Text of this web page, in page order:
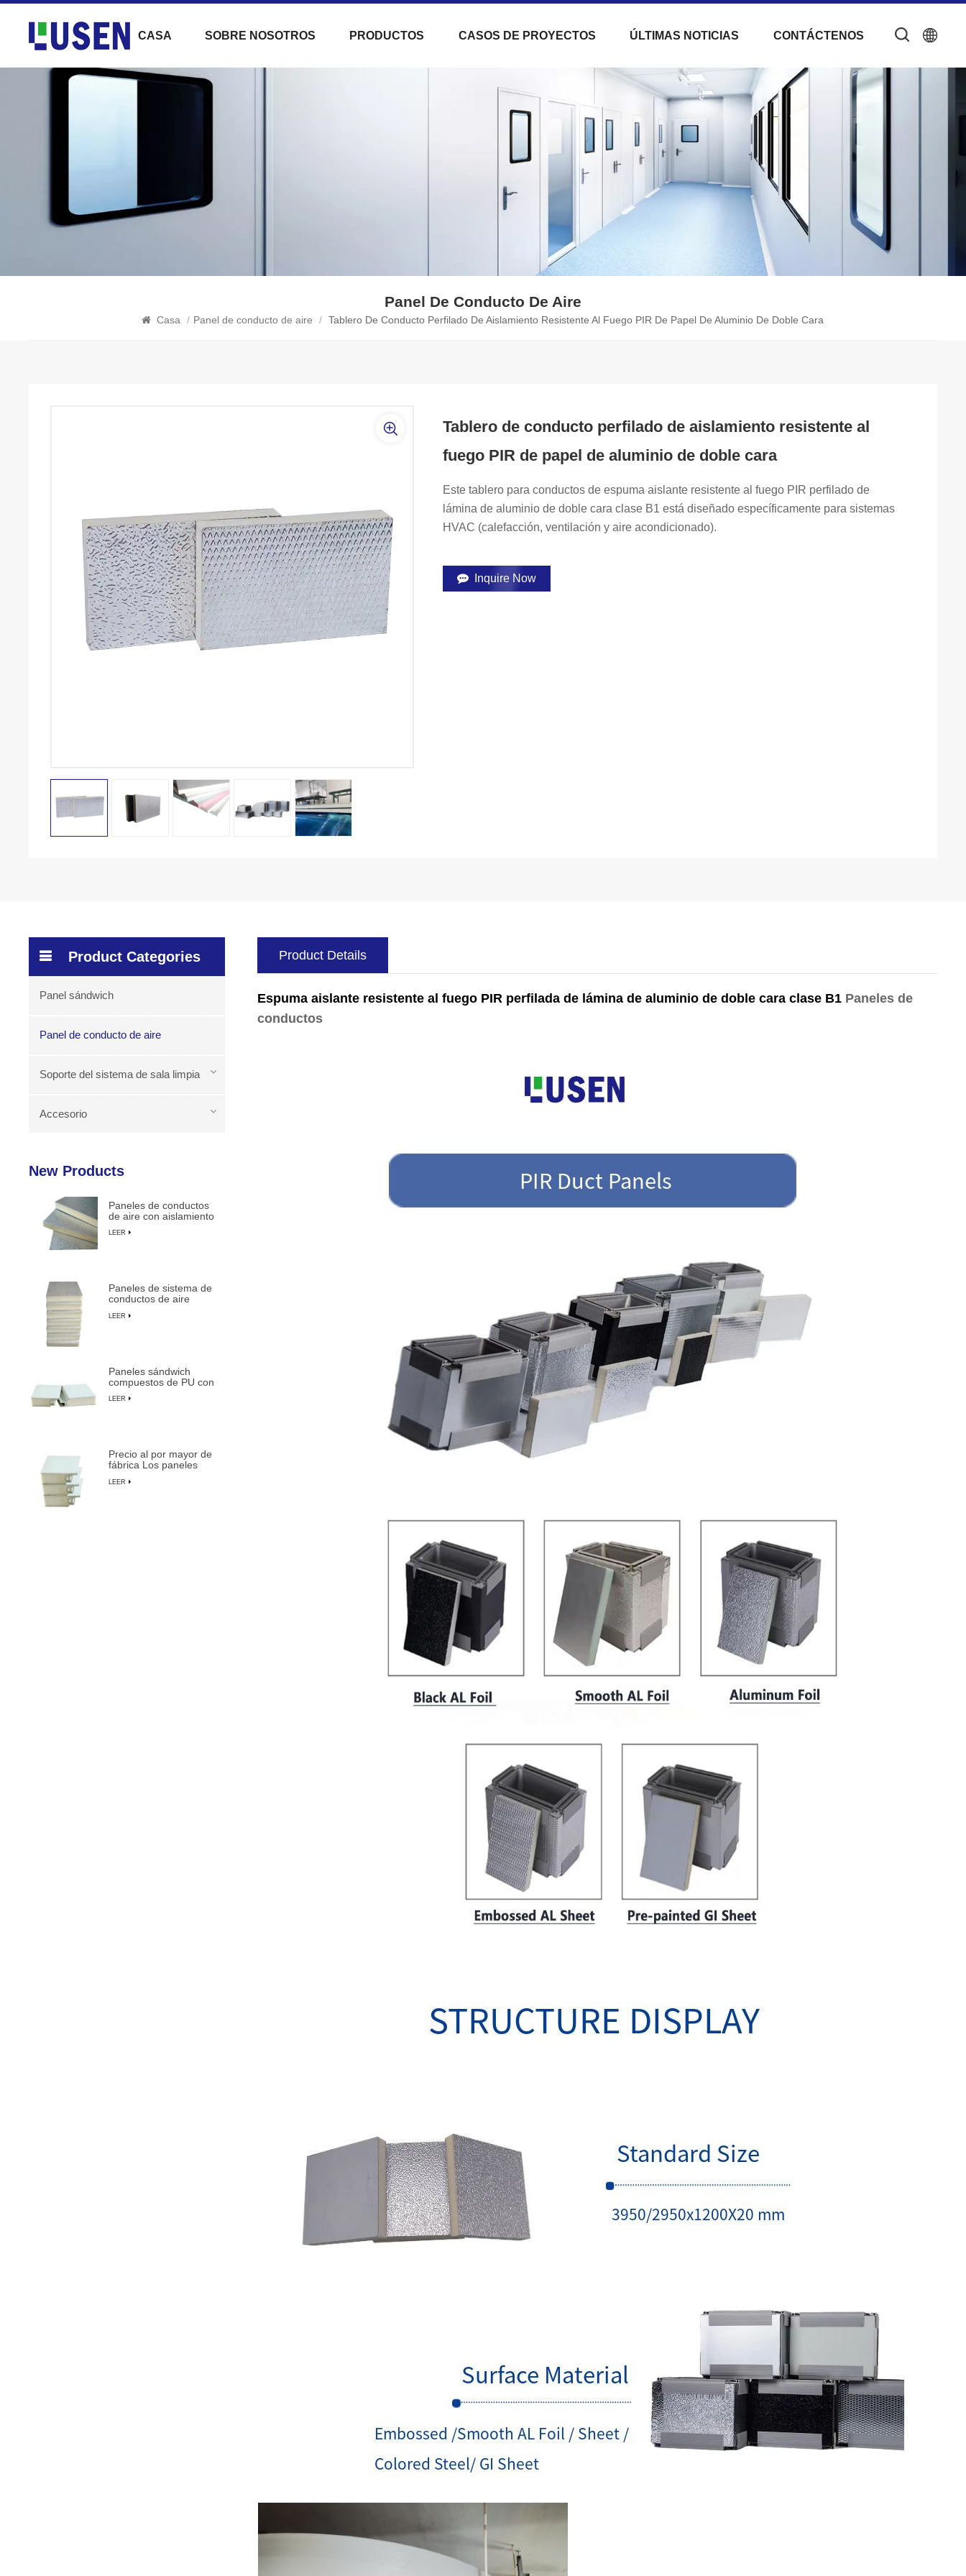
CASA SOBRE NOSOTROS PRODUCTOS CASOS DE PROYECTOS ÚLTIMAS NOTICIAS CONTÁCTENOS
Panel De Conducto De Aire
Casa / Panel de conducto de aire / Tablero De Conducto Perfilado De Aislamiento Resistente Al Fuego PIR De Papel De Aluminio De Doble Cara
Tablero de conducto perfilado de aislamiento resistente al
fuego PIR de papel de aluminio de doble cara
Este tablero para conductos de espuma aislante resistente al fuego PIR perfilado de
lámina de aluminio de doble cara clase B1 está diseñado específicamente para sistemas
HVAC (calefacción, ventilación y aire acondicionado).
Inquire Now
Product Details
Espuma aislante resistente al fuego PIR perfilada de lámina de aluminio de doble cara clase B1 Paneles de
conductos
Product Categories
Panel sándwich
Panel de conducto de aire
Soporte del sistema de sala limpia
Accesorio
New Products
Paneles de conductos
de aire con aislamiento
duraderos y livianos
LEER
Paneles de sistema de
conductos de aire
de espuma de PU
LEER
Paneles sándwich
compuestos de PU con
impermeables y
LEER
Precio al por mayor de
fábrica Los paneles
más duraderos de
LEER